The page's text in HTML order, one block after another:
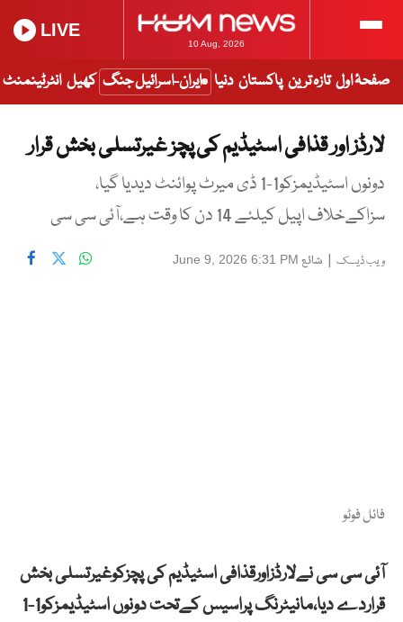
10 Aug, 2026
LIVE
صفحۂ اول تازہ ترین پاکستان دنیا ایران-اسرائیل جنگ کھیل انٹرٹینمنٹ
لارڈز اور قذافی اسٹیڈیم کی پچز غیرتسلی بخش قرار
دونوں اسٹیڈیمزکو1-1 ڈی میرٹ پوائنٹ دیدیا گیا،
سزاکےخلاف اپیل کیلئے 14 دن کا وقت ہے،آئی سی سی
ویب ڈیسک | شائع June 9, 2026 6:31 PM
فائل فوٹو
آئی سی سی نےلارڈزاورقذافی اسٹیڈیم کی پچزکوغیرتسلی بخش
قراردے دیا،مانیٹرنگ پراسیس کےتحت دونوں اسٹیڈیمزکو1-1